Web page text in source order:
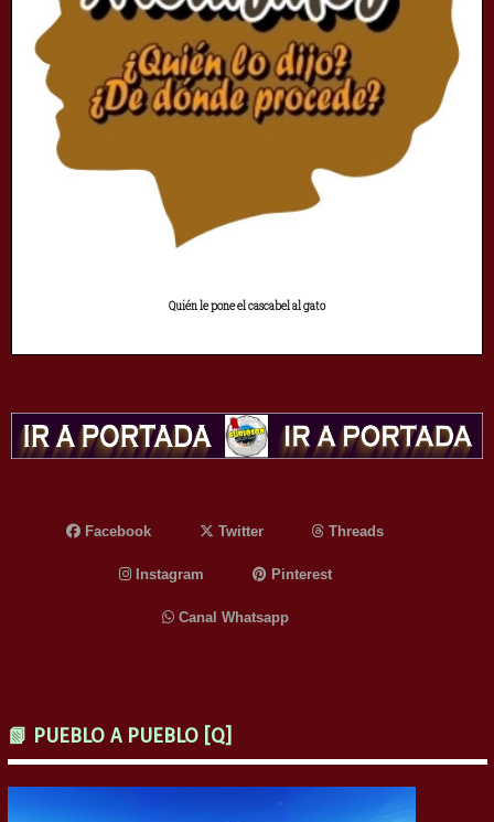
Quién le pone el cascabel al gato
Facebook Twitter Threads
Instagram Pinterest
Canal Whatsapp
📗 PUEBLO A PUEBLO [Q]